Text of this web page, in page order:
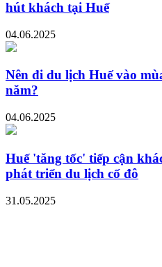
hút khách tại Huế
04.06.2025
Nên đi du lịch Huế vào
năm?
04.06.2025
Huế 'tăng tốc' tiếp cận
phát triển du lịch cố đô
31.05.2025